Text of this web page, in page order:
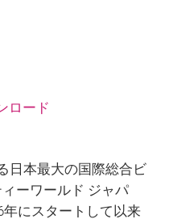
ロード
日本最大の国際総合ビ
ーワールド ジャパ
にスタートして以来